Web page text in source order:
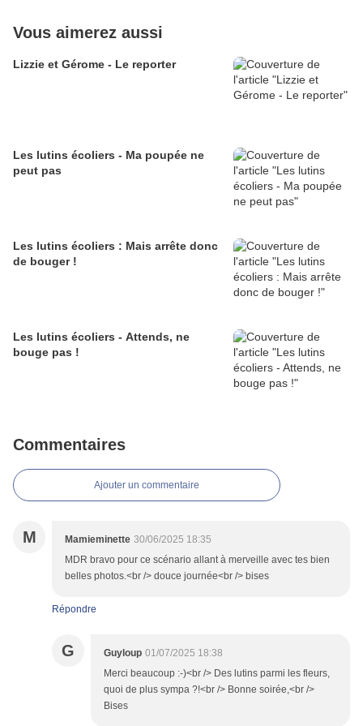
Vous aimerez aussi
Lizzie et Gérome - Le reporter
Les lutins écoliers - Ma poupée ne
peut pas
Les lutins écoliers : Mais arrête donc
de bouger !
Les lutins écoliers - Attends, ne
bouge pas !
Commentaires
Ajouter un commentaire
M Mamieminette 30/06/2025 18:35
MDR bravo pour ce scénario allant à merveille avec tes bien
belles photos.<br /> douce journée<br /> bises
Répondre
G Guyloup 01/07/2025 18:38
Merci beaucoup :-)<br /> Des lutins parmi les fleurs,
quoi de plus sympa ?!<br /> Bonne soirée,<br />
Bises